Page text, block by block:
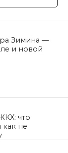
Зимина —
и новой
что
как не